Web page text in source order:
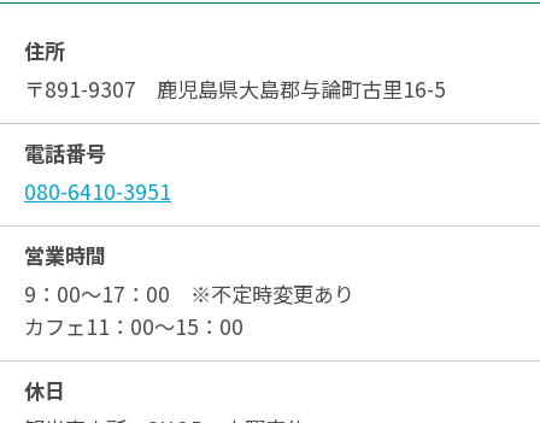
住所
〒891-9307 鹿児島県大島郡与論町古里16-5
電話番号
080-6410-3951
営業時間
9：00～17：00 ※不定時変更あり
カフェ11：00～15：00
休日